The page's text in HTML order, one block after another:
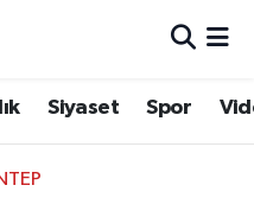
Siyaset Spor